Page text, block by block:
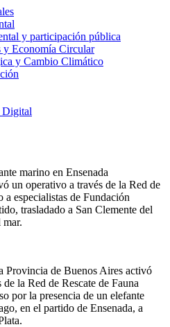
y participación pública
y Economía Circular
y Cambio Climático
Digital
marino en Ensenada
un operativo a través de la Red de
especialistas de Fundación
trasladado a San Clemente del
Provincia de Buenos Aires activó
la Red de Rescate de Fauna
por la presencia de un elefante
en el partido de Ensenada, a